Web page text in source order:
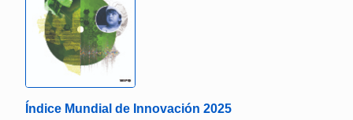
Índice Mundial de Innovación 2025